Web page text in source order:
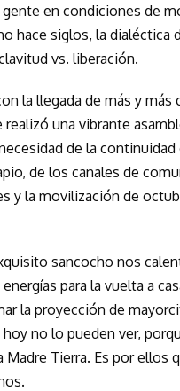
en condiciones de
hace siglos, la dialéctica
vs. liberación.
la llegada de más y más
realizó una vibrante
de la continuidad
de los canales de
y la movilización de
sancocho nos
para la vuelta a
la proyección de
no lo pueden ver,
Madre Tierra. Es por ellos